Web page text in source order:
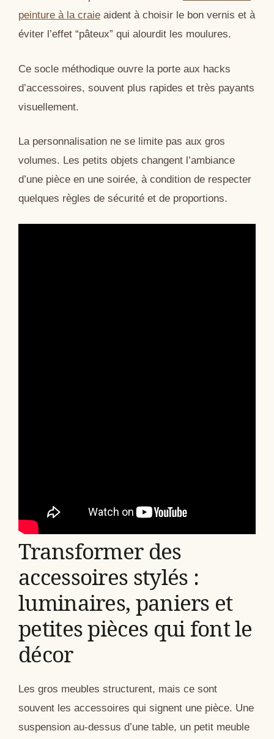
peinture à la craie aident à choisir le bon vernis et à
éviter l’effet “pâteux” qui alourdit les moulures.
Ce socle méthodique ouvre la porte aux hacks
d’accessoires, souvent plus rapides et très payants
visuellement.
La personnalisation ne se limite pas aux gros
volumes. Les petits objets changent l’ambiance
d’une pièce en une soirée, à condition de respecter
quelques règles de sécurité et de proportions.
Transformer des
accessoires stylés :
luminaires, paniers et
petites pièces qui font le
décor
Les gros meubles structurent, mais ce sont
souvent les accessoires qui signent une pièce. Une
suspension au-dessus d’une table, un petit meuble